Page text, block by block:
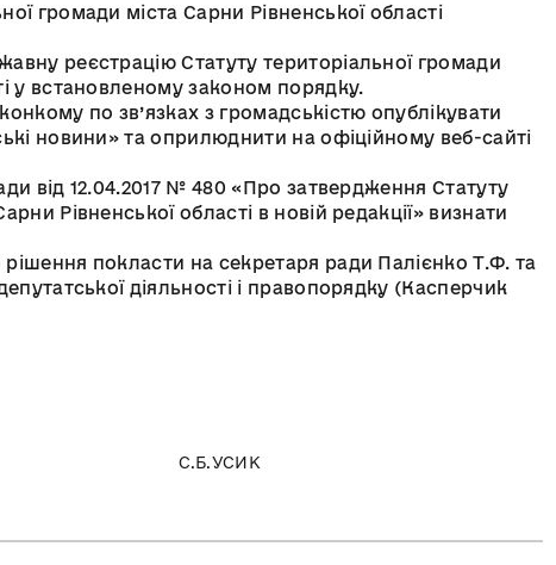
громади міста Сарни Рівненської області
реєстрацію Статуту територіальної громади
у встановленому законом порядку.
по зв’язках з громадськістю опублікувати
новини» та оприлюднити на офіційному веб-сайті
від 12.04.2017 № 480 «Про затвердження Статуту
Рівненської області в новій редакції» визнати
покласти на секретаря ради Палієнко Т.Ф. та
діяльності і правопорядку (Касперчик
С.Б.УСИК